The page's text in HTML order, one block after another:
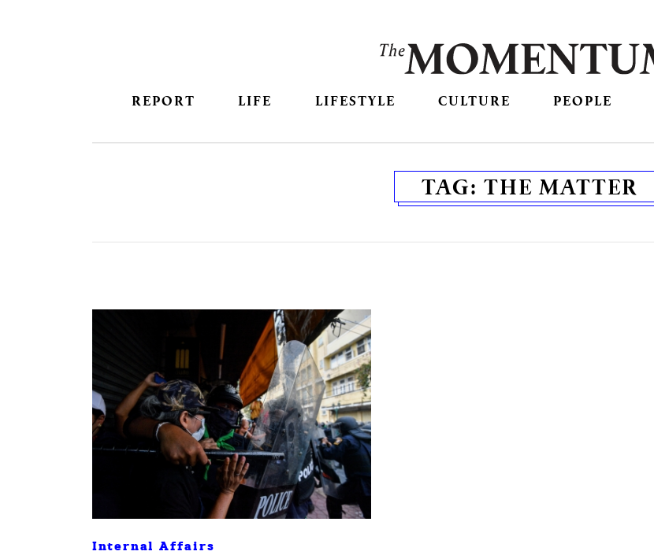
REPORT LIFE LIFESTYLE CULTURE PEOPLE
TAG: THE MATTER
Internal Affairs